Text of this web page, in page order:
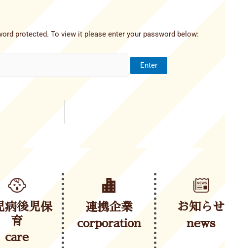
protected. To view it please enter your password below:
病後児保
育
care
連携企業
corporation
お知らせ
news